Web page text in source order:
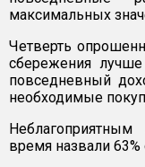
максимальных
Четверть
сбережения
повседневный
необходимые
время назвали